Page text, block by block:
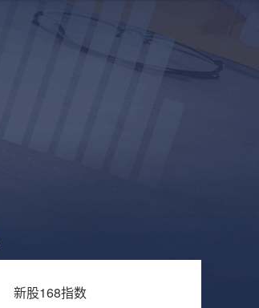
新股168指数